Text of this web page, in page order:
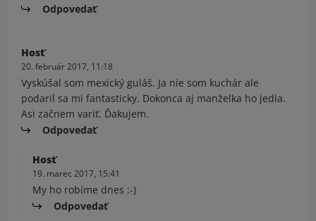
Odpovedať
Hosť
20. február 2017, 11:18
Vyskúšal som mexický guláš. Ja nie som kuchár ale
podaril sa mi fantasticky. Dokonca aj manželka ho jedla.
Asi začnem variť. Ďakujem.
Odpovedať
Hosť
19. marec 2017, 15:41
My ho robíme dnes :-)
Odpovedať